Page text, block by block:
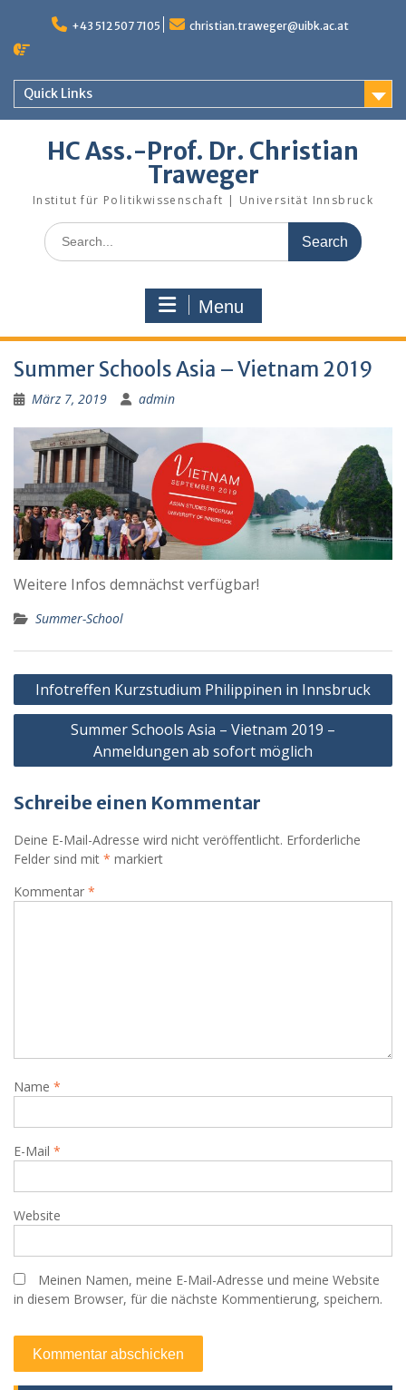
content
+43 512 507 7105 christian.traweger@uibk.ac.at
Quick Links
HC Ass.-Prof. Dr. Christian
Traweger
Institut für Politikwissenschaft | Universität Innsbruck
Search
for:
Menu
Summer Schools Asia – Vietnam 2019
März 7, 2019 admin
Weitere Infos demnächst verfügbar!
Summer-School
Beitrags-
Navigation
Infotreffen Kurzstudium Philippinen in Innsbruck
Summer Schools Asia – Vietnam 2019 –
Anmeldungen ab sofort möglich
Schreibe einen Kommentar
Deine E-Mail-Adresse wird nicht veröffentlicht. Erforderliche
Felder sind mit * markiert
Kommentar *
Name *
E-Mail *
Website
Meinen Namen, meine E-Mail-Adresse und meine Website
in diesem Browser, für die nächste Kommentierung, speichern.